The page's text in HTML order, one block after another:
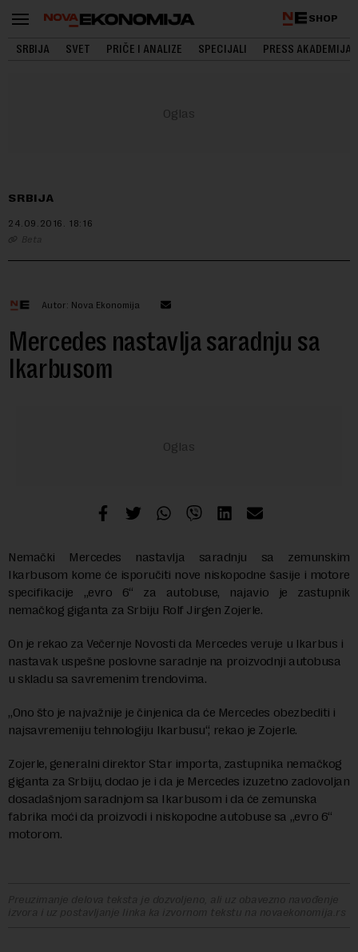
SHOP
SRBIJA SVET PRIČE I ANALIZE SPECIJALI PRESS AKADEMIJA
SRBIJA
24.09.2016. 18:16
Beta
Autor: Nova Ekonomija
Mercedes nastavlja saradnju sa
Ikarbusom
Nemački Mercedes nastavlja saradnju sa zemunskim
Ikarbusom kome će isporučiti nove niskopodne šasije i motore
specifikacije „evro 6“ za autobuse, najavio je zastupnik
nemačkog giganta za Srbiju Rolf Jirgen Zojerle.
On je rekao za Večernje Novosti da Mercedes veruje u Ikarbus i
nastavak uspešne poslovne saradnje na proizvodnji autobusa
u skladu sa savremenim trendovima.
„Ono što je najvažnije je činjenica da će Mercedes obezbediti i
najsavremeniju tehnologiju Ikarbusu“, rekao je Zojerle.
Zojerle, generalni direktor Star importa, zastupnika nemačkog
giganta za Srbiju, dodao je i da je Mercedes izuzetno zadovoljan
dosadašnjom saradnjom sa Ikarbusom i da će zemunska
fabrika moći da proizvodi i niskopodne autobuse sa „evro 6“
motorom.
Preuzimanje delova teksta je dozvoljeno, ali uz obavezno navođenje
izvora i uz postavljanje linka ka izvornom tekstu na novaekonomija.rs